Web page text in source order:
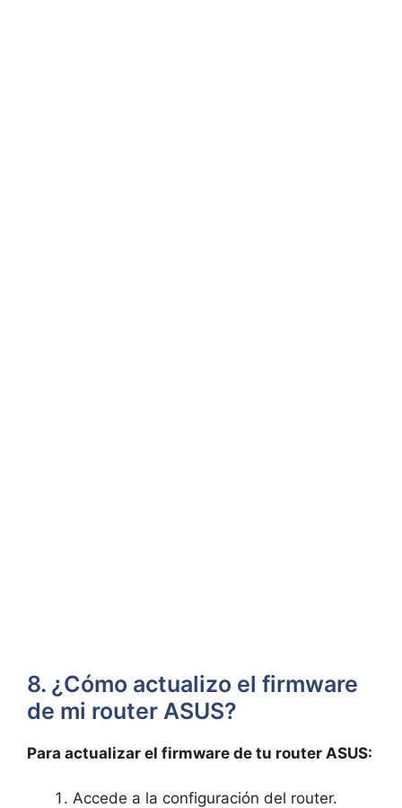
8. ¿Cómo actualizo el firmware
de mi router ASUS?
Para actualizar ⁤el⁤ firmware de⁢ tu⁣ router ASUS:
Accede ​a la configuración del router.